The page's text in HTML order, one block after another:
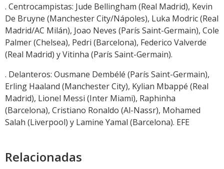
. Centrocampistas: Jude Bellingham (Real Madrid), Kevin
De Bruyne (Manchester City/Nápoles), Luka Modric (Real
Madrid/AC Milán), Joao Neves (París Saint-Germain), Cole
Palmer (Chelsea), Pedri (Barcelona), Federico Valverde
(Real Madrid) y Vitinha (París Saint-Germain).
. Delanteros: Ousmane Dembélé (París Saint-Germain),
Erling Haaland (Manchester City), Kylian Mbappé (Real
Madrid), Lionel Messi (Inter Miami), Raphinha
(Barcelona), Cristiano Ronaldo (Al-Nassr), Mohamed
Salah (Liverpool) y Lamine Yamal (Barcelona). EFE
Relacionadas